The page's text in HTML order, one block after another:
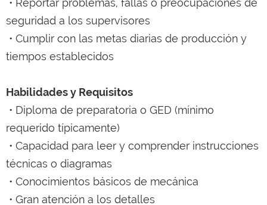
• Reportar problemas, fallas o preocupaciones de
seguridad a los supervisores
• Cumplir con las metas diarias de producción y
tiempos establecidos
Habilidades y Requisitos
• Diploma de preparatoria o GED (mínimo
requerido típicamente)
• Capacidad para leer y comprender instrucciones
técnicas o diagramas
• Conocimientos básicos de mecánica
• Gran atención a los detalles